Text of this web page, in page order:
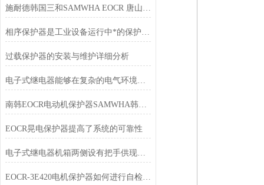
施耐德韩国三和SAMWHA EOCR 唐山韩雅电气五一放假通知
相序保护器是工业设备运行中*的保护产品
过载保护器的安装与维护详细分析
电子式继电器能够在复杂的电气环境中稳定工作
南韩EOCR电动机保护器SAMWHA韩国三和电子式继电器
EOCR晃电保护器提高了系统的可靠性
电子式继电器机箱两侧设有把手供现场搬移
EOCR-3E420电机保护器如何进行自检和故障记录查询